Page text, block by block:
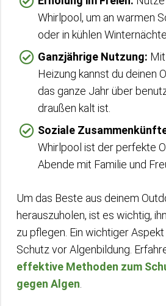
Whirlpool, um an warmen
oder in kühlen
Ganzjährige Nutzung:
Heizung kannst du deinen
das ganze Jahr über
draußen kalt ist.
Soziale
Whirlpool ist der perfekte
Abende mit Familie und
Um das Beste aus deinem
herauszuholen, ist es wichtig,
zu pflegen. Ein wichtiger
Schutz vor Algenbildung.
effektive Methoden zum
gegen Algen